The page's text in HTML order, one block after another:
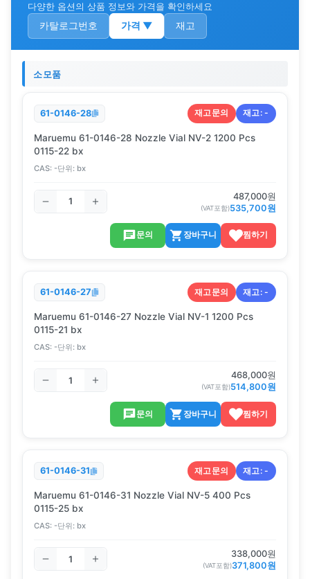
다양한 옵션의 상품 정보와 가격을 확인하세요
카탈로그번호 가격 ▼ 재고
소모품
61-0146-28 재고문의 재고:-
Maruemu 61-0146-28 Nozzle Vial NV-2 1200 Pcs
0115-22 bx
CAS: -단위: bx
487,000원
(VAT포함)535,700원
문의 장바구니 찜하기
61-0146-27 재고문의 재고:-
Maruemu 61-0146-27 Nozzle Vial NV-1 1200 Pcs
0115-21 bx
CAS: -단위: bx
468,000원
(VAT포함)514,800원
문의 장바구니 찜하기
61-0146-31 재고문의 재고:-
Maruemu 61-0146-31 Nozzle Vial NV-5 400 Pcs
0115-25 bx
CAS: -단위: bx
338,000원
(VAT포함)371,800원